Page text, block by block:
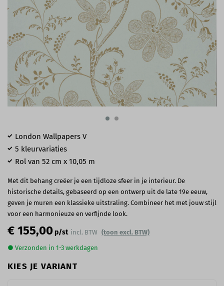
€ 155,00p/st incl. BTW (toon excl. BTW)
● Verzonden in 1-3 werkdagen
KIES JE VARIANT
London Wallpapers V
5 kleurvariaties
Rol van 52 cm x 10,05 m
Met dit behang creëer je een tijdloze sfeer in je interieur. De
historische details, gebaseerd op een ontwerp uit de late 19e eeuw,
geven je muren een klassieke uitstraling. Combineer het met jouw stijl
voor een harmonieuze en verfijnde look.